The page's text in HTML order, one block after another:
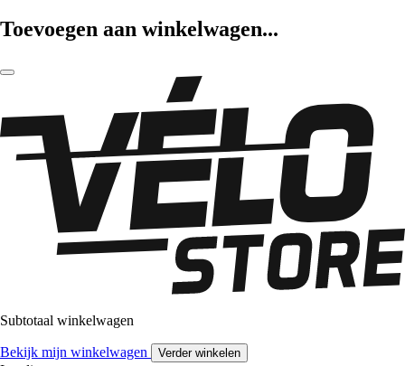
Toevoegen aan winkelwagen...
Subtotaal winkelwagen
Bekijk mijn winkelwagen Verder winkelen